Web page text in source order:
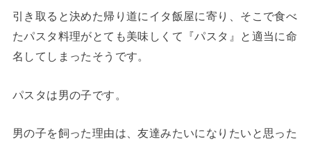
引き取ると決めた帰り道にイタ飯屋に寄り、そこで食べ
たパスタ料理がとても美味しくて『パスタ』と適当に命
名してしまったそうです。
パスタは男の子です。
男の子を飼った理由は、友達みたいになりたいと思った